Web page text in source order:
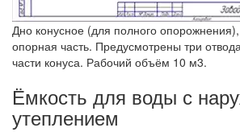
Дно конусное (для полного
опорная часть. Предусмотрены три
части конуса. Рабочий объём 10 м3.
Ёмкость для воды с
утеплением